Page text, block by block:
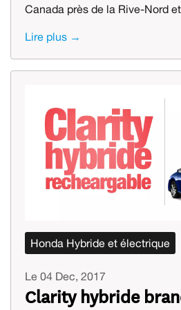
Canada près de la Rive-Nord
Lire plus →
Honda Hybride et électrique
Le 04 Dec, 2017
Clarity hybride